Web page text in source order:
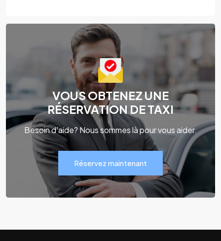
VOUS OBTENEZ UNE
RÉSERVATION DE TAXI
Besoin d'aide? Nous sommes là pour vous aider.
Réservez maintenant